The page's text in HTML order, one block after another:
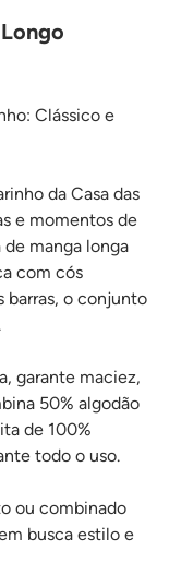
Clássico e
da Casa das
e momentos de
manga longa
com cós
barras, o conjunto
garante maciez,
50% algodão
de 100%
todo o uso.
ou combinado
busca estilo e